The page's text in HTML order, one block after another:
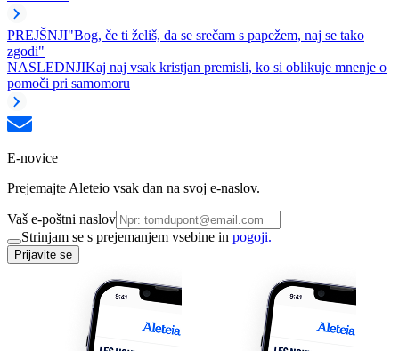
PREJŠNJI"Bog, če ti želiš, da se srečam s papežem, naj se tako
zgodi"
NASLEDNJIKaj naj vsak kristjan premisli, ko si oblikuje mnenje o
pomoči pri samomoru
E-novice
Prejemajte Aleteio vsak dan na svoj e-naslov.
Vaš e-poštni naslov
Strinjam se s prejemanjem vsebine in pogoji.
Prijavite se